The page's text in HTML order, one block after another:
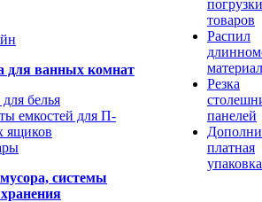
для ванных комнат
белья
емкостей для П-
ящиков
системы
погрузки
товаров
Распил
Резка
панелей
платная
упаковка